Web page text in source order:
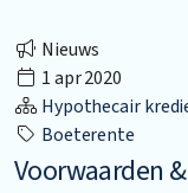
Nieuws
1 apr 2020
Hypothecair
Boeterente
Voorwaarden